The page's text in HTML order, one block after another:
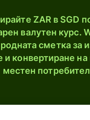
ZAR в SGD
валутен курс.
сметка за
конвертиране на
местен